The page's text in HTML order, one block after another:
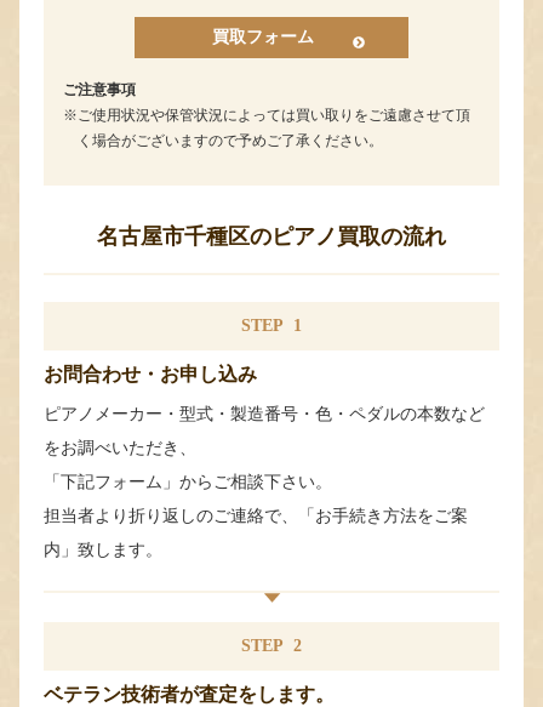
買取フォーム
ご注意事項
ご使用状況や保管状況によっては買い取りをご遠慮させて頂
く場合がございますので予めご了承ください。
名古屋市千種区のピアノ買取の流れ
STEP 1
お問合わせ・お申し込み
ピアノメーカー・型式・製造番号・色・ペダルの本数など
をお調べいただき、
「下記フォーム」からご相談下さい。
担当者より折り返しのご連絡で、「お手続き方法をご案
内」致します。
STEP 2
ベテラン技術者が査定をします。